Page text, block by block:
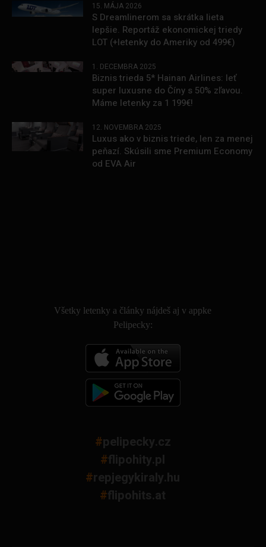
15. MÁJA 2026
S Dreamlinerom sa skrátka lieta
lepšie. Reportáž ekonomickej triedy
LOT (+letenky do Ameriky od 499€)
1. DECEMBRA 2025
Biznis trieda 5* Hainan Airlines: leť
super luxusne do Číny s 50% zľavou.
Máme letenky za 1 199€!
12. NOVEMBRA 2025
Luxus ako v biznis triede, len za menej
peňazí. Skúsili sme Premium Economy
od EVA Air
Všetky letenky a články nájdeš aj v appke
Pelipecky:
#pelipecky.cz
#flipohity.pl
#repjegykiraly.hu
#flipohits.at